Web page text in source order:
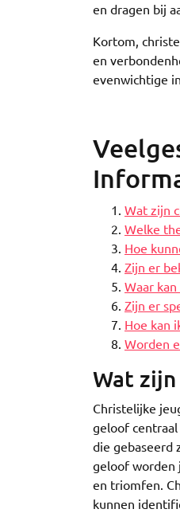
en dragen bij
Kortom,
en
evenwichtige
Wat zijn
Welke
Hoe
Zijn er
Waar
Zijn er
Hoe kan
Worden
Wat
Christelijke
geloof
die gebaseerd
geloof worden
en triomfen.
kunnen